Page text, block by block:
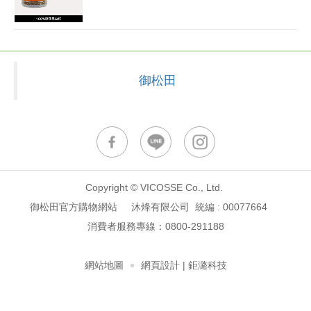
御松田
Copyright © VICOSSE Co., Ltd.
御松田官方購物網站 沐烽有限公司 統編 : 00077664
消費者服務專線： 0800-291188
網站地圖 網頁設計| 鉅潞科技